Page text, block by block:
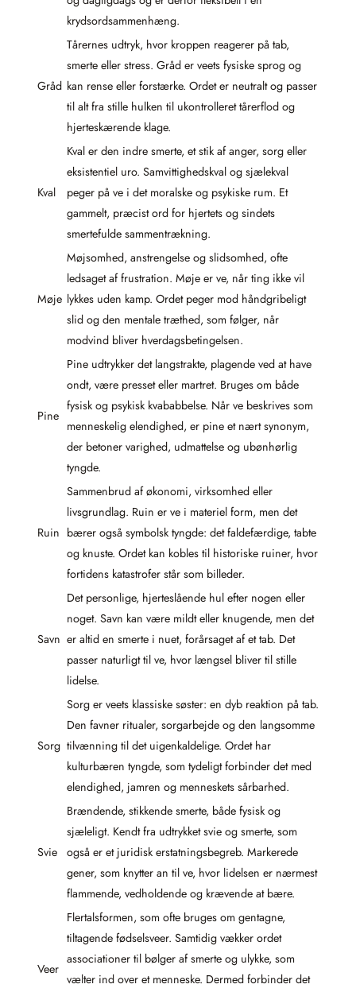
krydsordsammenhæng.
Gråd
Tårernes udtryk, hvor kroppen reagerer på tab,
smerte eller stress. Gråd er veets fysiske sprog og
kan rense eller forstærke. Ordet er neutralt og passer
til alt fra stille hulken til ukontrolleret tårerflod og
hjerteskærende klage.
Kval
Kval er den indre smerte, et stik af anger, sorg eller
eksistentiel uro. Samvittighedskval og sjælekval
peger på ve i det moralske og psykiske rum. Et
gammelt, præcist ord for hjertets og sindets
smertefulde sammentrækning.
Møje
Møjsomhed, anstrengelse og slidsomhed, ofte
ledsaget af frustration. Møje er ve, når ting ikke vil
lykkes uden kamp. Ordet peger mod håndgribeligt
slid og den mentale træthed, som følger, når
modvind bliver hverdagsbetingelsen.
Pine
Pine udtrykker det langstrakte, plagende ved at have
ondt, være presset eller martret. Bruges om både
fysisk og psykisk kvababbelse. Når ve beskrives som
menneskelig elendighed, er pine et nært synonym,
der betoner varighed, udmattelse og ubønhørlig
tyngde.
Ruin
Sammenbrud af økonomi, virksomhed eller
livsgrundlag. Ruin er ve i materiel form, men det
bærer også symbolsk tyngde: det faldefærdige, tabte
og knuste. Ordet kan kobles til historiske ruiner, hvor
fortidens katastrofer står som billeder.
Savn
Det personlige, hjerteslående hul efter nogen eller
noget. Savn kan være mildt eller knugende, men det
er altid en smerte i nuet, forårsaget af et tab. Det
passer naturligt til ve, hvor længsel bliver til stille
lidelse.
Sorg
Sorg er veets klassiske søster: en dyb reaktion på tab.
Den favner ritualer, sorgarbejde og den langsomme
tilvænning til det uigenkaldelige. Ordet har
kulturbæren tyngde, som tydeligt forbinder det med
elendighed, jamren og menneskets sårbarhed.
Svie
Brændende, stikkende smerte, både fysisk og
sjæleligt. Kendt fra udtrykket svie og smerte, som
også er et juridisk erstatningsbegreb. Markerede
gener, som knytter an til ve, hvor lidelsen er nærmest
flammende, vedholdende og krævende at bære.
Veer
Flertalsformen, som ofte bruges om gentagne,
tiltagende fødselsveer. Samtidig vækker ordet
associationer til bølger af smerte og ulykke, som
vælter ind over et menneske. Dermed forbinder det